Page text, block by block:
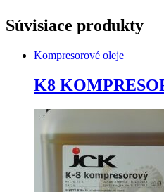
Súvisiace produkty
Kompresorové oleje
K8